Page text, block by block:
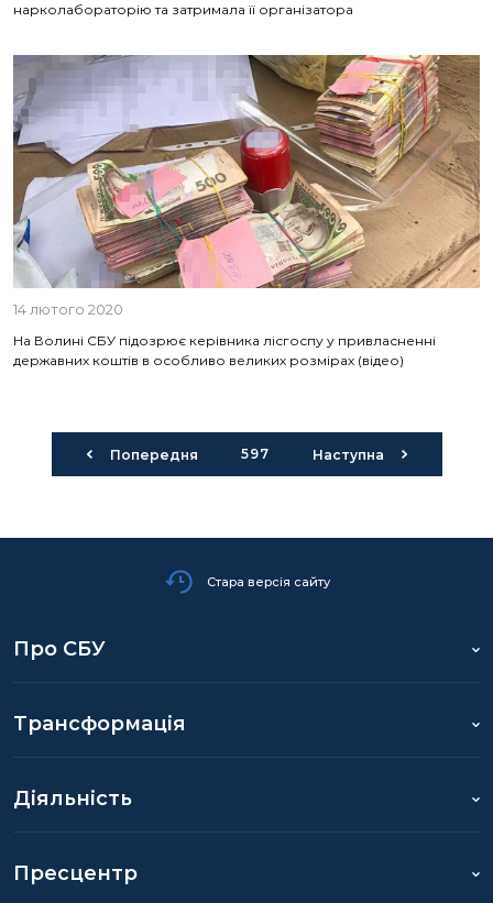
нарколабораторію та затримала її організатора
14 лютого 2020
На Волині СБУ підозрює керівника лісгоспу у привласненні
державних коштів в особливо великих розмірах (відео)
Попередня 597 Наступна
Стара версія сайту
Про СБУ
Трансформація
Діяльність
Пресцентр